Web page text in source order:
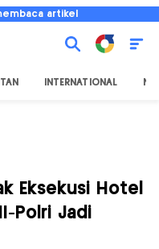
artikel
INTERNATIONAL
Eksekusi Hotel
Polri Jadi